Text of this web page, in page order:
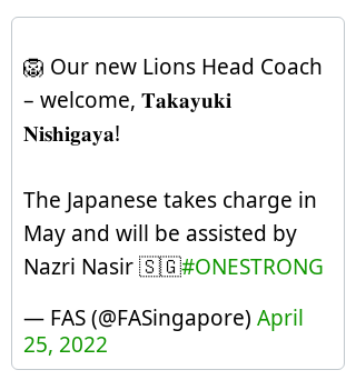
🦁 Our new Lions Head Coach
– welcome, 𝐓𝐚𝐤𝐚𝐲𝐮𝐤𝐢
𝐍𝐢𝐬𝐡𝐢𝐠𝐚𝐲𝐚!
The Japanese takes charge in
May and will be assisted by
Nazri Nasir 🇸🇬#ONESTRONG
— FAS (@FASingapore) April
25, 2022